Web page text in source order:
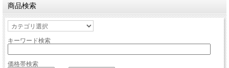
商品検索
キーワード検索
価格帯検索